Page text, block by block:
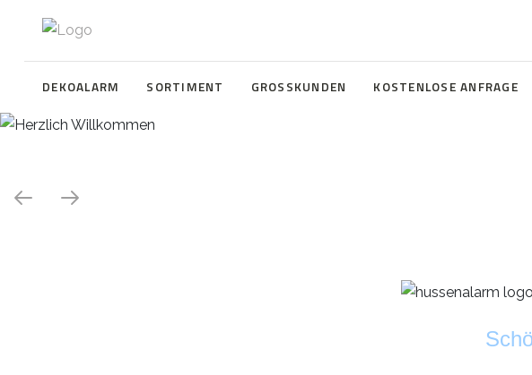
DEKOALARM SORTIMENT GROSSKUNDEN KOSTENLOSE ANFRAGE
WE ❤️ EVENT